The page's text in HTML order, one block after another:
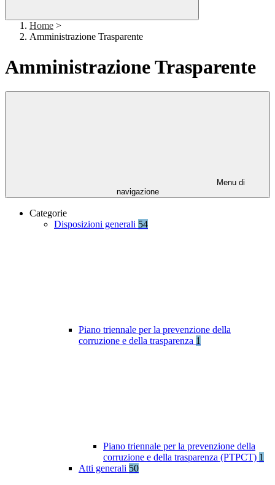
Home >
Amministrazione Trasparente
Amministrazione Trasparente
Menu di
navigazione
Categorie
Disposizioni generali 54
Piano triennale per la prevenzione della
corruzione e della trasparenza 1
Piano triennale per la prevenzione della
corruzione e della trasparenza (PTPCT) 1
Atti generali 50